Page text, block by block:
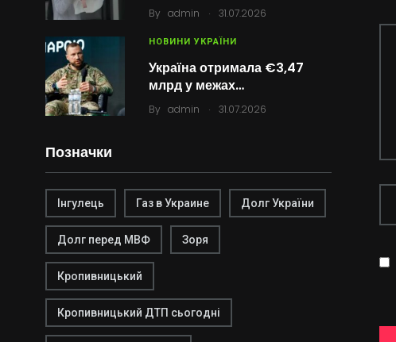
By admin . 31.07.2026
НОВИНИ УКРАЇНИ
Україна отримала €3,47
млрд у межах…
By admin . 31.07.2026
Позначки
Інгулець Газ в Украине Долг України
Долг перед МВФ Зоря
Кропивницький
Кропивницький ДТП сьогодні